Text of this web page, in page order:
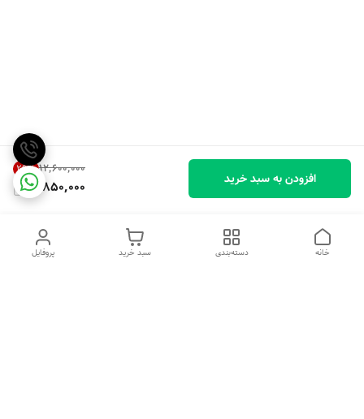
۱۲٬۶۰۰٬۰۰۰ 29%
8,850,000 افزودن به سبد خرید
پروفایل سبد خرید دسته‌بندی خانه